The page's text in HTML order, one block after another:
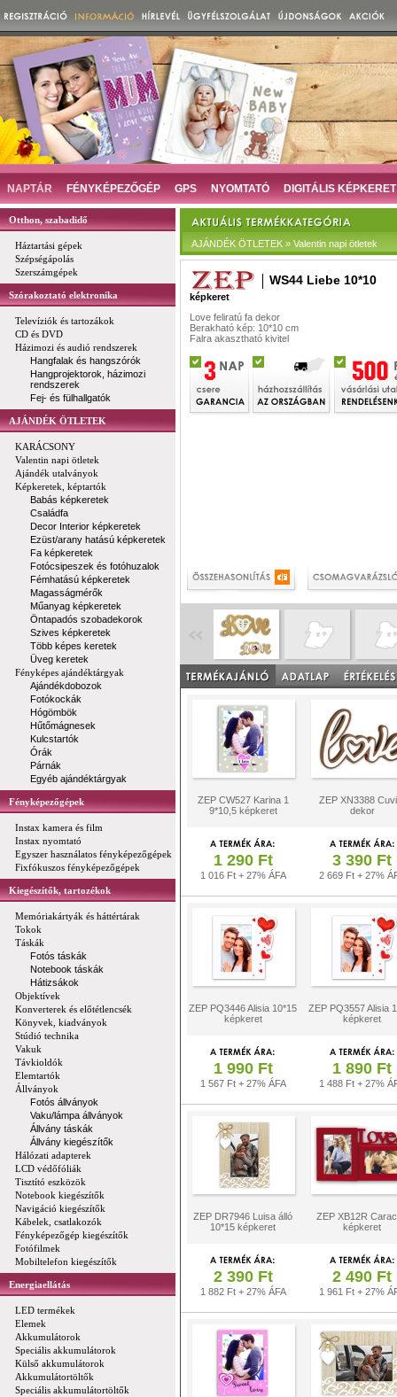
NAPTÁR FÉNYKÉPEZŐGÉP GPS NYOMTATÓ DIGITÁLIS KÉPKERET
Otthon, szabadidő
Háztartási gépek
Szépségápolás
Szerszámgépek
Szórakoztató elektronika
Televíziók és tartozákok
CD és DVD
Házimozi és audió rendszerek
Hangfalak és hangszórók
Hangprojektorok, házimozi
rendszerek
Fej- és fülhallgatók
AJÁNDÉK ÖTLETEK
KARÁCSONY
Valentin napi ötletek
Ajándék utalványok
Képkeretek, képtartók
Babás képkeretek
Családfa
Decor Interior képkeretek
Ezüst/arany hatású képkeretek
Fa képkeretek
Fotócsipeszek és fotóhuzalok
Fémhatású képkeretek
Magasságmérők
Műanyag képkeretek
Öntapadós szobadekorok
Szives képkeretek
Több képes keretek
Üveg keretek
Fényképes ajándéktárgyak
Ajándékdobozok
Fotókockák
Hógömbök
Hűtőmágnesek
Kulcstartók
Órák
Párnák
Egyéb ajándéktárgyak
Fényképezőgépek
Instax kamera és film
Instax nyomtató
Egyszer használatos fényképezőgépek
Fixfókuszos fényképezőgépek
Kiegészítők, tartozékok
Memóriakártyák és háttértárak
Tokok
Táskák
Fotós táskák
Notebook táskák
Hátizsákok
Objektívek
Konverterek és előtétlencsék
Könyvek, kiadványok
Stúdió technika
Vakuk
Távkioldók
Elemtartók
Állványok
Fotós állványok
Vaku/lámpa állványok
Állvány táskák
Állvány kiegészítők
Hálózati adapterek
LCD védőfóliák
Tisztító eszközök
Notebook kiegészítők
Navigáció kiegészítők
Kábelek, csatlakozók
Fényképezőgép kiegészítők
Fotófilmek
Mobiltelefon kiegészítők
Energiaellátás
LED termékek
Elemek
Akkumulátorok
Speciális akkumulátorok
Külső akkumulátorok
Akkumulátortöltők
Speciális akkumulátortöltők
AJÁNDÉK ÖTLETEK » Valentin napi ötletek
WS44 Liebe 10*10
képkeret
Love feliratú fa dekor
Berakható kép: 10*10 cm
Falra akasztható kivitel
ZEP CW527 Karina 1
9*10,5 képkeret
ZEP XN3388
dekor
1 290 Ft
1 016 Ft + 27% ÁFA
3 390 Ft
2 669 Ft + 27%
ZEP PQ3446 Alisia 10*15
képkeret
ZEP PQ3557 Alisia
képkeret
1 990 Ft
1 567 Ft + 27% ÁFA
1 890 Ft
1 488 Ft + 27%
ZEP DR7946 Luisa álló
10*15 képkeret
ZEP XB12R
képkeret
2 390 Ft
1 882 Ft + 27% ÁFA
2 490 Ft
1 961 Ft + 27%